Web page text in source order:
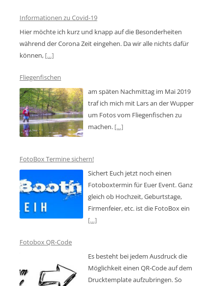
Informationen zu Covid-19
Hier möchte ich kurz und knapp auf die Besonderheiten
während der Corona Zeit eingehen. Da wir alle nichts dafür
können, […]
Fliegenfischen
am späten Nachmittag im Mai 2019
traf ich mich mit Lars an der Wupper
um Fotos vom Fliegenfischen zu
machen. […]
FotoBox Termine sichern!
Sichert Euch jetzt noch einen
Fotoboxtermin für Euer Event. Ganz
gleich ob Hochzeit, Geburtstage,
Firmenfeier, etc. ist die FotoBox ein
[…]
Fotobox QR-Code
Es besteht bei jedem Ausdruck die
Möglichkeit einen QR-Code auf dem
Drucktemplate aufzubringen. So